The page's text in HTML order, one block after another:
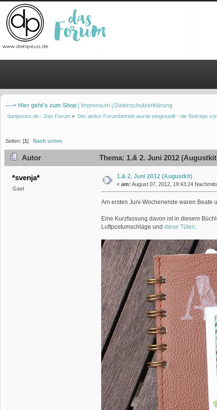
----> Hier geht's zum Shop | Impressum | Datenschutzerklärung
danipeuss.de - Das Forum » Der aktive Forumbetrieb wurde eingestellt - die Beiträge
Seiten: [1] Nach unten
Autor Thema: 1.& 2. Juni 2012
*svenja*
Gast
1.& 2. Juni 2012 (Augustkit)
« am: August 07, 2012, 19:43:24
Am ersten Juni-Wochenende waren
Eine Kurzfassung davon ist in diesem
Luftpostumschläge und diese Tüten.